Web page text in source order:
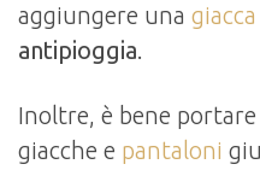
aggiungere una
antipioggia.
Inoltre, è bene
giacche e pantaloni